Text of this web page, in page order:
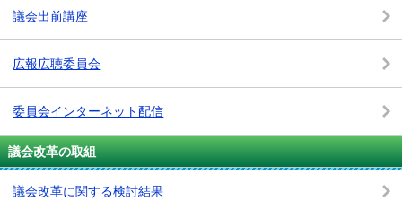
議会出前講座
広報広聴委員会
委員会インターネット配信
議会改革の取組
議会改革に関する検討結果